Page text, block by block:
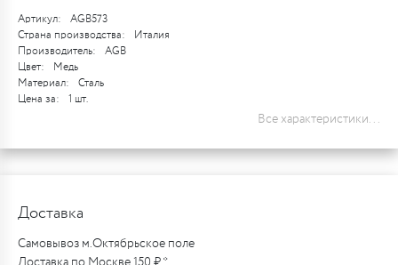
Артикул:
AGB573
Страна производства:
Италия
Производитель:
AGB
Цвет:
Медь
Материал:
Сталь
Цена за:
1 шт.
Все характеристики...
Доставка
Самовывоз м.Октябрьское поле